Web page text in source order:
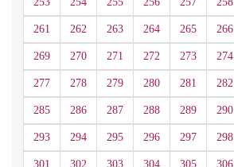
261 262 263 264 265 266
269 270 271 272 273 274
277 278 279 280 281 282
285 286 287 288 289 290
293 294 295 296 297 298
301 302 303 304 305 306